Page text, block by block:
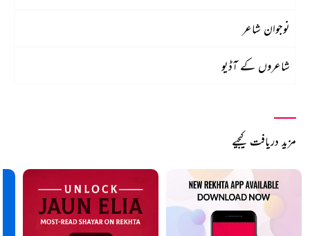
نوجوان شاعر
شاعروں کے آڈیو
مزید دریافت کیجیے